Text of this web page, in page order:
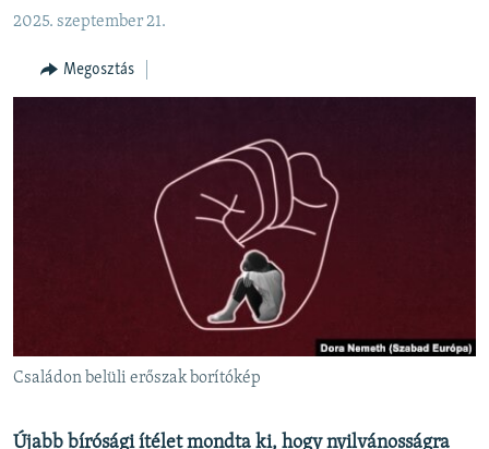
keresésre
SZABADON
TÁRSADALOM
A MÚLT TANULSÁGAI
2025. szeptember 21.
Megosztás
Családon belüli erőszak borítókép
Újabb bírósági ítélet mondta ki, hogy nyilvánosságra